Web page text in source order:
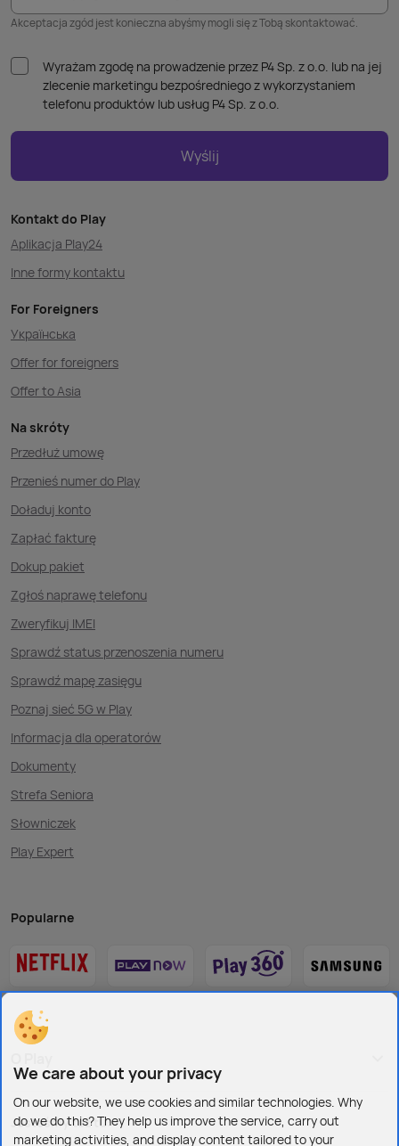
Akceptacja zgód jest konieczna abyśmy mogli się z Tobą skontaktować.
Wyrażam zgodę na prowadzenie przez P4 Sp. z o.o. lub na jej
zlecenie marketingu bezpośredniego z wykorzystaniem
telefonu produktów lub usług P4 Sp. z o.o.
Wyślij
Kontakt do Play
Aplikacja Play24
Inne formy kontaktu
For Foreigners
Українська
Offer for foreigners
Offer to Asia
Na skróty
Przedłuż umowę
Przenieś numer do Play
Doładuj konto
Zapłać fakturę
Dokup pakiet
Zgłoś naprawę telefonu
Zweryfikuj IMEI
Sprawdź status przenoszenia numeru
Sprawdź mapę zasięgu
Poznaj sieć 5G w Play
Informacja dla operatorów
Dokumenty
Strefa Seniora
Słowniczek
Play Expert
Popularne
Jesteśmy też tu:
We care about your privacy
On our website, we use cookies and similar technologies. Why
do we do this? They help us improve the service, carry out
marketing activities, and display content tailored to your